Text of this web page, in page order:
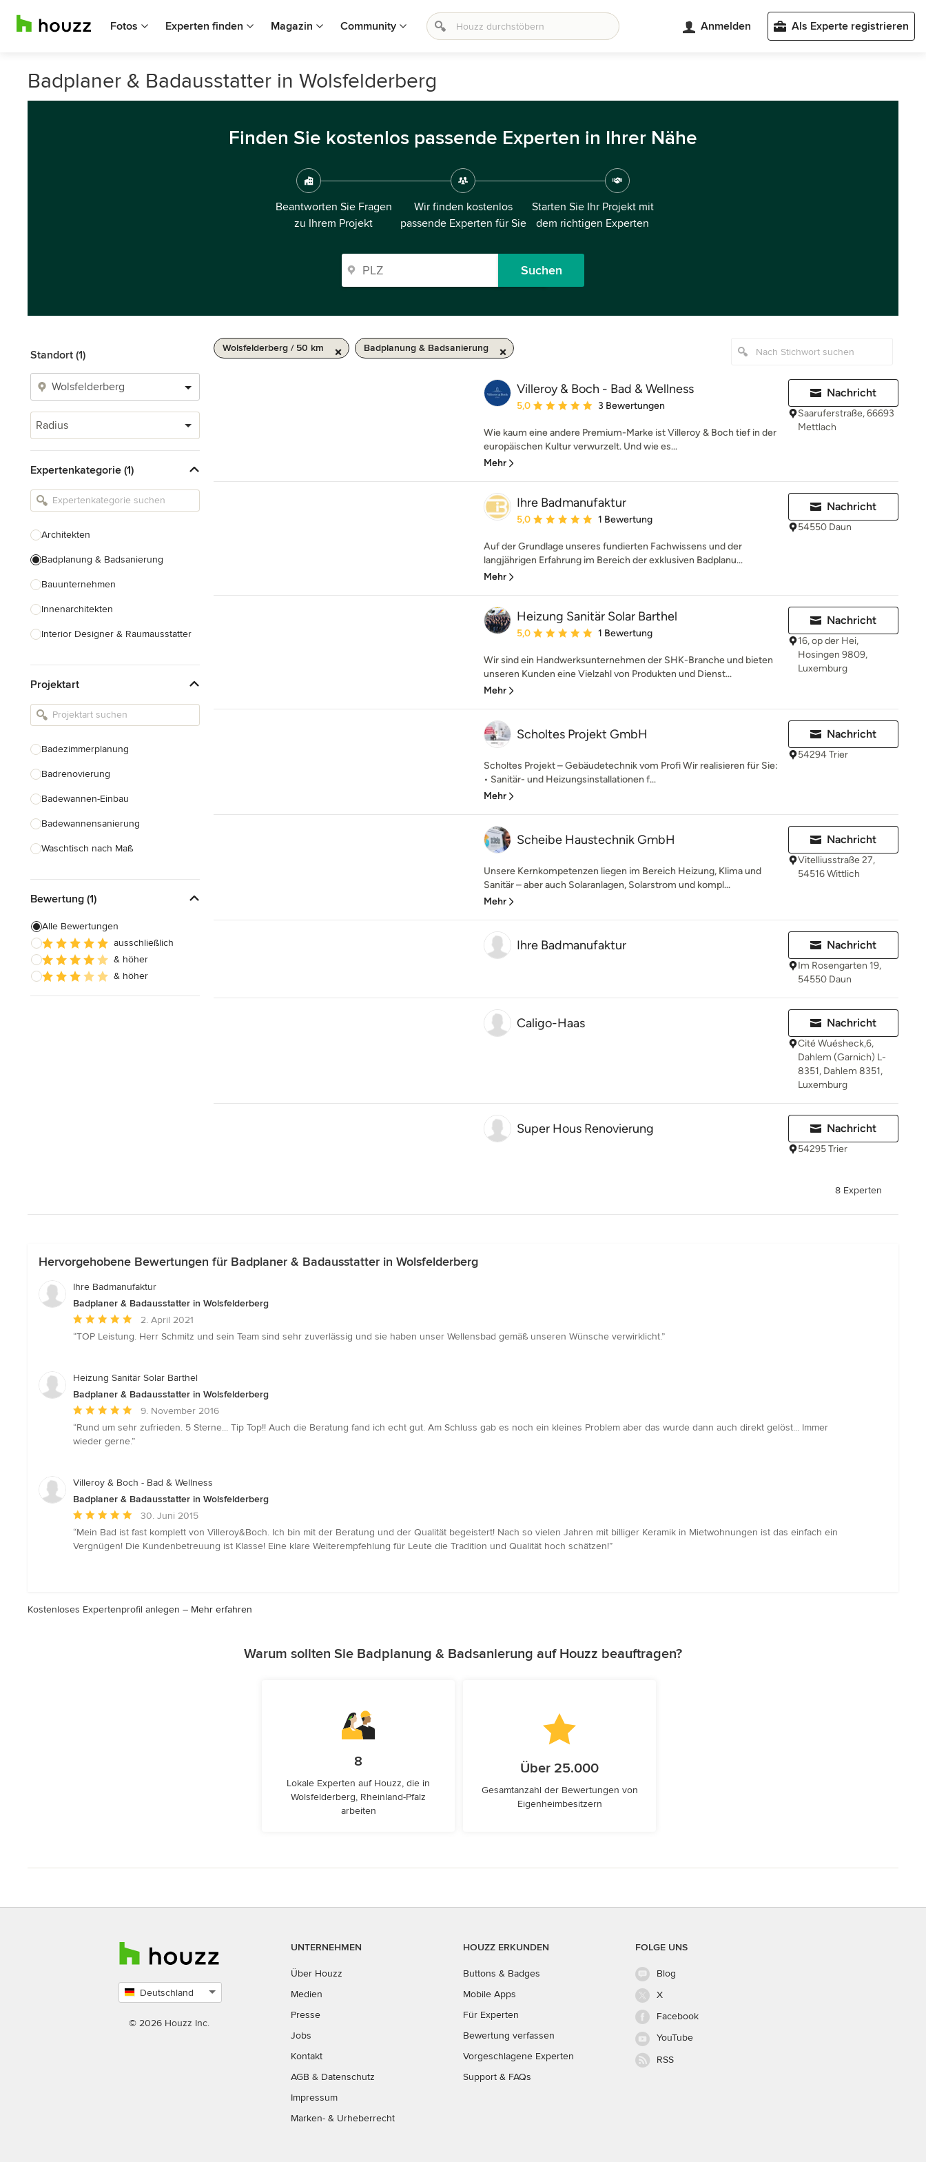
Fotos Experten finden Magazin Community Anmelden Als Experte registrieren
Badplaner & Badausstatter in Wolsfelderberg
Finden Sie kostenlos passende Experten in Ihrer Nähe
Beantworten Sie Fragen
zu Ihrem Projekt
Wir finden kostenlos
passende Experten für Sie
Starten Sie Ihr Projekt mit
dem richtigen Experten
Suchen
Standort (1)
Radius
Expertenkategorie (1)
Architekten
Badplanung & Badsanierung
Bauunternehmen
Innenarchitekten
Interior Designer & Raumausstatter
Landschaftsarchitekten
Armaturen & Sanitärbedarf
Einbauschränke
Projektart
Badezimmerplanung
Badrenovierung
Badewannen-Einbau
Badewannensanierung
Waschtisch nach Maß
Gäste-WC Renovierung
Fugenlose Badezimmer
Badezimmereinbau
Alle anzeigen
Bewertung (1)
Alle Bewertungen
ausschließlich
& höher
& höher
Wolsfelderberg / 50 km Badplanung & Badsanierung
Villeroy & Boch - Bad & Wellness
Durchschnittliche Bewertung: 5 von 5 Sternen
5,0 3 Bewertungen
Wie kaum eine andere Premium-Marke ist Villeroy & Boch tief in der
europäischen Kultur verwurzelt. Und wie es...
Mehr
Nachricht
Saaruferstraße, 66693
Mettlach
Ihre Badmanufaktur
Durchschnittliche Bewertung: 5 von 5 Sternen
5,0 1 Bewertung
Auf der Grundlage unseres fundierten Fachwissens und der
langjährigen Erfahrung im Bereich der exklusiven Badplanu...
Mehr
Nachricht
54550 Daun
Heizung Sanitär Solar Barthel
Durchschnittliche Bewertung: 5 von 5 Sternen
5,0 1 Bewertung
Wir sind ein Handwerksunternehmen der SHK-Branche und bieten
unseren Kunden eine Vielzahl von Produkten und Dienst...
Mehr
Nachricht
16, op der Hei,
Hosingen 9809,
Luxemburg
Scholtes Projekt GmbH
Scholtes Projekt – Gebäudetechnik vom Profi Wir realisieren für Sie:
• Sanitär- und Heizungsinstallationen f...
Mehr
Nachricht
54294 Trier
Scheibe Haustechnik GmbH
Unsere Kernkompetenzen liegen im Bereich Heizung, Klima und
Sanitär – aber auch Solaranlagen, Solarstrom und kompl...
Mehr
Nachricht
Vitelliusstraße 27,
54516 Wittlich
Ihre Badmanufaktur Nachricht
Im Rosengarten 19,
54550 Daun
Caligo-Haas Nachricht
Cité Wuésheck,6,
Dahlem (Garnich) L-
8351, Dahlem 8351,
Luxemburg
Super Hous Renovierung Nachricht
54295 Trier
8 Experten
Hervorgehobene Bewertungen für Badplaner & Badausstatter in Wolsfelderberg
Ihre Badmanufaktur
Badplaner & Badausstatter in Wolsfelderberg
Durchschnittliche
Bewertung:
5
2. April 2021
“TOP Leistung. Herr Schmitz und sein Team sind sehr zuverlässig und sie haben unser Wellensbad gemäß unseren Wünsche verwirklicht.”
Heizung Sanitär Solar Barthel
Badplaner & Badausstatter in Wolsfelderberg
Durchschnittliche
Bewertung:
5
Sternen
9. November 2016
“Rund um sehr zufrieden. 5 Sterne... Tip Top!! Auch die Beratung fand ich echt gut. Am Schluss gab es noch ein kleines Problem aber das wurde dann auch direkt gelöst... Immer
wieder gerne.”
Villeroy & Boch - Bad & Wellness
Badplaner & Badausstatter in Wolsfelderberg
Durchschnittliche
Bewertung:
5
30. Juni 2015
“Mein Bad ist fast komplett von Villeroy&Boch. Ich bin mit der Beratung und der Qualität begeistert! Nach so vielen Jahren mit billiger Keramik in Mietwohnungen ist das einfach ein
Vergnügen! Die Kundenbetreuung ist Klasse! Eine klare Weiterempfehlung für Leute die Tradition und Qualität hoch schätzen!”
Kostenloses Expertenprofil anlegen – Mehr erfahren
Warum sollten Sie Badplanung & Badsanierung auf Houzz beauftragen?
8
Lokale Experten auf Houzz, die in
Wolsfelderberg, Rheinland-Pfalz
arbeiten
Über 25.000
Gesamtanzahl der Bewertungen von
Eigenheimbesitzern
Deutschland
auswählen
© 2026 Houzz Inc.
UNTERNEHMEN
Über Houzz
Medien
Presse
Jobs
Kontakt
AGB & Datenschutz
Impressum
Marken- & Urheberrecht
HOUZZ ERKUNDEN
Buttons & Badges
Mobile Apps
Für Experten
Bewertung verfassen
Vorgeschlagene Experten
Support & FAQs
FOLGE UNS
Blog
X
Facebook
YouTube
RSS